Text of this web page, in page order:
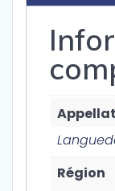
Région